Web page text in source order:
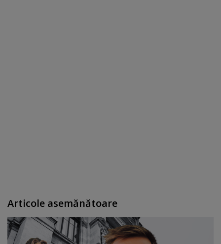
Articole asemănătoare